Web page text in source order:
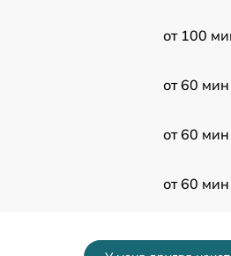
от 100
от 60 мин
от 60 мин
от 60 мин